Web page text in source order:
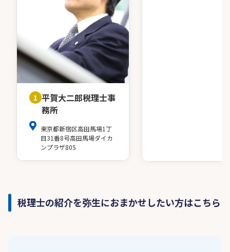
1 平賀大二郎税理士事
務所
東京都新宿区高田馬場1丁
目31番8号高田馬場ダイカ
ンプラザ805
税理士の紹介を弥生におまかせしたい方はこちら